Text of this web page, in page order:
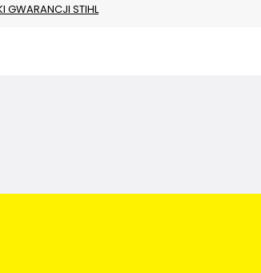
GWARANCJI STIHL